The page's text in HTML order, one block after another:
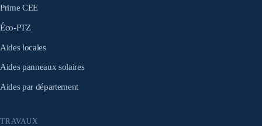
Prime CEE
Éco-PTZ
Aides locales
Aides panneaux solaires
Aides par département
TRAVAUX